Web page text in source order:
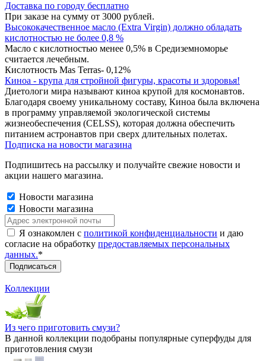
Доставка по городу бесплатно
При заказе на сумму от 3000 рублей.
Высококачественное масло (Extra Virgin) должно обладать
кислотностью не более 0,8 %
Масло с кислотностью менее 0,5% в Средиземноморье
считается лечебным.
Кислотность Mas Terras- 0,12%
Киноа - крупа для стройной фигуры, красоты и здоровья!
Диетологи мира называют киноа крупой для космонавтов.
Благодаря своему уникальному составу, Киноа была включена
в программу управляемой экологической системы
жизнеобеспечения (CELSS), которая должна обеспечить
питанием астронавтов при сверх длительных полетах.
Подписка на новости магазина
Подпишитесь на рассылку и получайте свежие новости и
акции нашего магазина.
Новости магазина
Новости магазина
Я ознакомлен с политикой конфиденциальности и даю
согласие на обработку предоставляемых персональных
данных.*
Коллекции
Из чего приготовить смузи?
В данной коллекции подобраны популярные суперфуды для
приготовления смузи